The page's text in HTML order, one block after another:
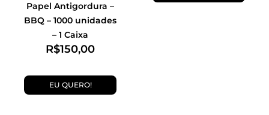
Papel Antigordura –
BBQ – 1000 unidades
– 1 Caixa
R$150,00
EU QUERO!